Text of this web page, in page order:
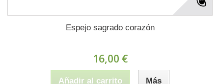
Espejo sagrado corazón
16,00 €
Añadir al carrito Más